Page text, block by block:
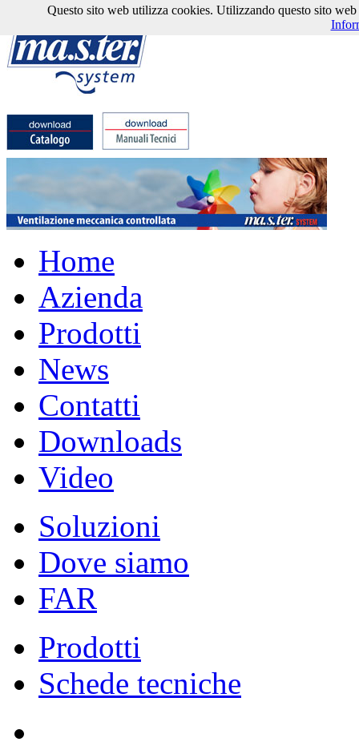
Home
Azienda
Prodotti
News
Contatti
Downloads
Video
Soluzioni
Dove siamo
FAR
Prodotti
Schede tecniche
Questo sito web utilizza cookies. Utilizzando questo sito